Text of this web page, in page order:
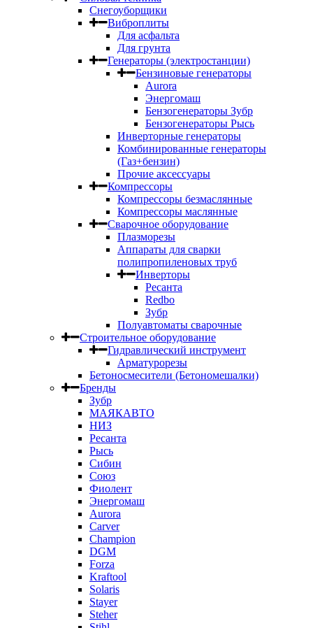
Снегоуборщики
Виброплиты
Для асфальта
Для грунта
Генераторы (электростанции)
Бензиновые генераторы
Aurora
Энергомаш
Бензогенераторы Зубр
Бензогенераторы Рысь
Инверторные генераторы
Комбинированные генераторы
(Газ+бензин)
Прочие аксессуары
Компрессоры
Компрессоры безмаслянные
Компрессоры маслянные
Сварочное оборудование
Плазморезы
Аппараты для сварки
полипропиленовых труб
Инверторы
Ресанта
Redbo
Зубр
Полуавтоматы сварочные
Строительное оборудование
Гидравлический инструмент
Арматурорезы
Бетоносмесители (Бетономешалки)
Бренды
Зубр
МАЯКАВТО
НИЗ
Ресанта
Рысь
Сибин
Союз
Фиолент
Энергомаш
Aurora
Carver
Champion
DGM
Forza
Kraftool
Solaris
Stayer
Steher